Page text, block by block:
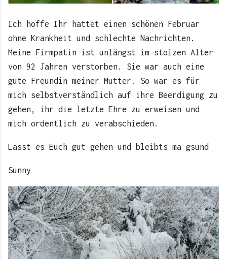
Ich hoffe Ihr hattet einen schönen Februar
ohne Krankheit und schlechte Nachrichten.
Meine Firmpatin ist unlängst im stolzen Alter
von 92 Jahren verstorben. Sie war auch eine
gute Freundin meiner Mutter. So war es für
mich selbstverständlich auf ihre Beerdigung zu
gehen, ihr die letzte Ehre zu erweisen und
mich ordentlich zu verabschieden.
Lasst es Euch gut gehen und bleibts ma gsund
Sunny